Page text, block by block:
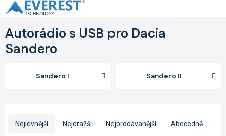
Přejít
na
Autorádio s USB pro Dacia
Sandero
Sandero I Sandero II
Nejlevnější Nejdražší Nejprodávanější Abecedně